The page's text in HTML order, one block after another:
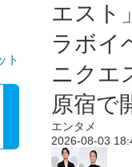
ト
エスト
ラボイ
ニクエ
原宿で
エンタメ
2026-08-03